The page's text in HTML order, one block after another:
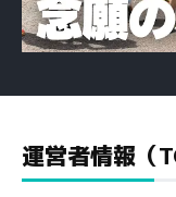
運営者情報（